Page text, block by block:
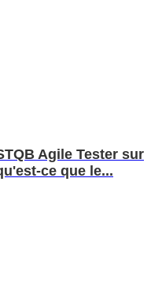
Agile Tester sur
ce que le...